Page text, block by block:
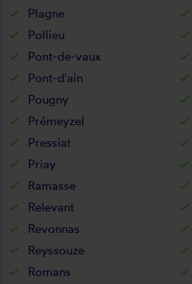
Plagne
Pollieu
Pont-de-vaux
Pont-d'ain
Pougny
Prémeyzel
Pressiat
Priay
Ramasse
Relevant
Revonnas
Reyssouze
Romans